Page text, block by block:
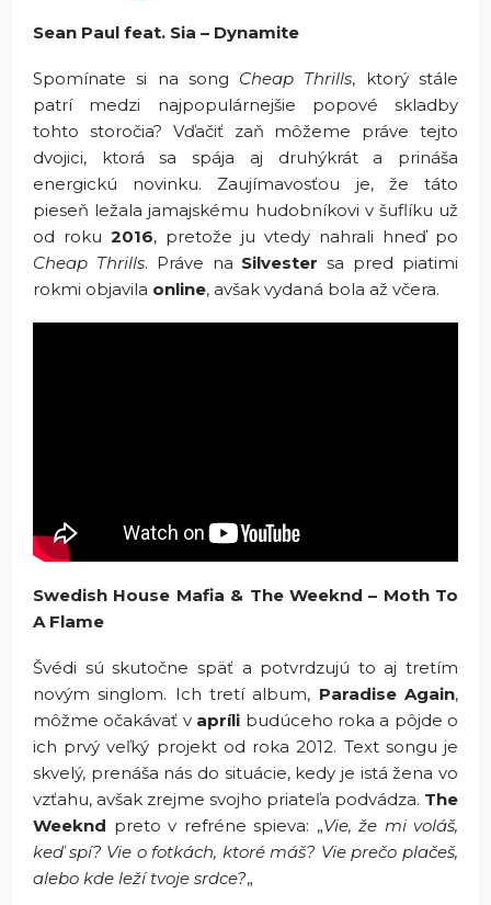
Sean Paul feat. Sia – Dynamite
Spomínate si na song Cheap Thrills, ktorý stále
patrí medzi najpopulárnejšie popové skladby
tohto storočia? Vďačiť zaň môžeme práve tejto
dvojici, ktorá sa spája aj druhýkrát a prináša
energickú novinku. Zaujímavosťou je, že táto
pieseň ležala jamajskému hudobníkovi v šuflíku už
od roku 2016, pretože ju vtedy nahrali hneď po
Cheap Thrills. Práve na Silvester sa pred piatimi
rokmi objavila online, avšak vydaná bola až včera.
Swedish House Mafia & The Weeknd – Moth To
A Flame
Švédi sú skutočne späť a potvrdzujú to aj tretím
novým singlom. Ich tretí album, Paradise Again,
môžme očakávať v apríli budúceho roka a pôjde o
ich prvý veľký projekt od roka 2012. Text songu je
skvelý, prenáša nás do situácie, kedy je istá žena vo
vzťahu, avšak zrejme svojho priateľa podvádza. The
Weeknd preto v refréne spieva: „Vie, že mi voláš,
keď spí? Vie o fotkách, ktoré máš? Vie prečo plačeš,
alebo kde leží tvoje srdce?„